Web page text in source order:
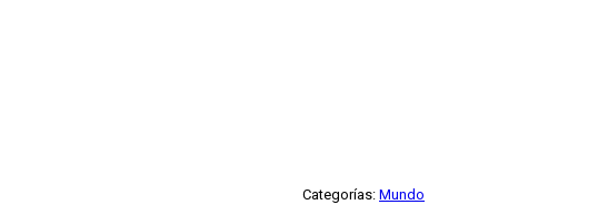
Categorías: Mundo